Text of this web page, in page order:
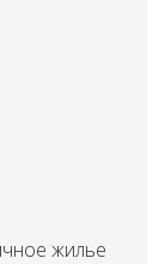
жилье